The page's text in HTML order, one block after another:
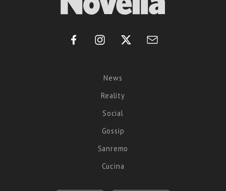
News
Reality
Social
Gossip
Sanremo
Cucina